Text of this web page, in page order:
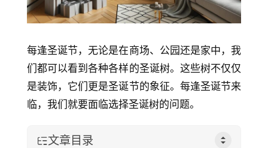
每逢圣诞节，无论是在商场、公园还是家中，我
们都可以看到各种各样的圣诞树。这些树不仅仅
是装饰，它们更是圣诞节的象征。每逢圣诞节来
临，我们就要面临选择圣诞树的问题。
文章目录